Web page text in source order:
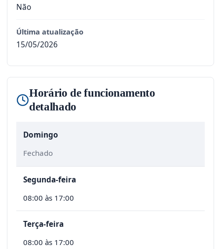
Não
Última atualização
15/05/2026
Horário de funcionamento
detalhado
Domingo
Fechado
Segunda-feira
08:00 às 17:00
Terça-feira
08:00 às 17:00